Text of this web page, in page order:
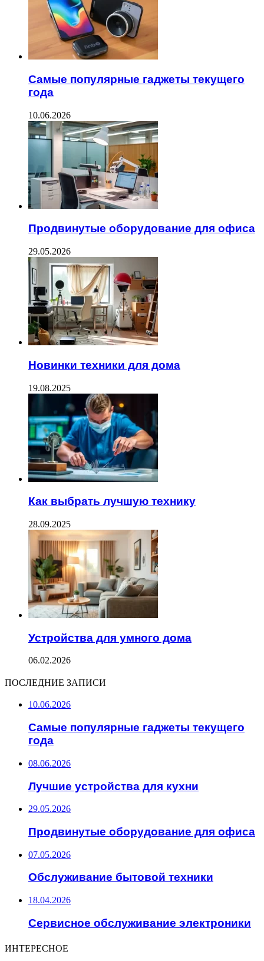
Самые популярные гаджеты текущего
года
10.06.2026
Продвинутые оборудование для офиса
29.05.2026
Новинки техники для дома
19.08.2025
Как выбрать лучшую технику
28.09.2025
Устройства для умного дома
06.02.2026
ПОСЛЕДНИЕ ЗАПИСИ
10.06.2026
Самые популярные гаджеты текущего
года
08.06.2026
Лучшие устройства для кухни
29.05.2026
Продвинутые оборудование для офиса
07.05.2026
Обслуживание бытовой техники
18.04.2026
Сервисное обслуживание электроники
ИНТЕРЕСНОЕ